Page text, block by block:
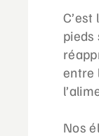
pieds
entre
Nos